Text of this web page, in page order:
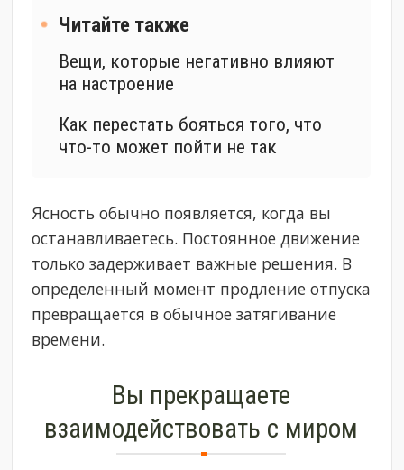
Читайте также
Вещи, которые негативно влияют
на настроение
Как перестать бояться того, что
что-то может пойти не так
Ясность обычно появляется, когда вы
останавливаетесь. Постоянное движение
только задерживает важные решения. В
определенный момент продление отпуска
превращается в обычное затягивание
времени.
Вы прекращаете
взаимодействовать с миром